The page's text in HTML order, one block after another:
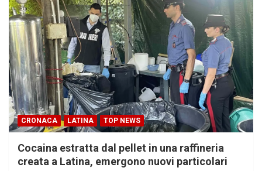
CRONACA LATINA TOP NEWS
Cocaina estratta dal pellet in una raffineria
creata a Latina, emergono nuovi particolari